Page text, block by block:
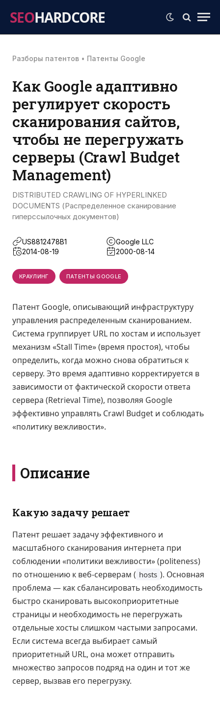
SEOHARDCORE
Разборы патентов • Патенты Google
Как Google адаптивно
регулирует скорость
сканирования сайтов,
чтобы не перегружать
серверы (Crawl Budget
Management)
DISTRIBUTED CRAWLING OF HYPERLINKED
DOCUMENTS (Распределенное сканирование
гиперссылочных документов)
US8812478B1
Google LLC
2014-08-19
2000-08-14
КРАУЛИНГ ПАТЕНТЫ GOOGLE
Патент Google, описывающий инфраструктуру
управления распределенным сканированием.
Система группирует URL по хостам и использует
механизм «Stall Time» (время простоя), чтобы
определить, когда можно снова обратиться к
серверу. Это время адаптивно корректируется в
зависимости от фактической скорости ответа
сервера (Retrieval Time), позволяя Google
эффективно управлять Crawl Budget и соблюдать
«политику вежливости».
Описание
Какую задачу решает
Патент решает задачу эффективного и
масштабного сканирования интернета при
соблюдении «политики вежливости» (politeness)
по отношению к веб-серверам ( hosts ). Основная
проблема — как сбалансировать необходимость
быстро сканировать высокоприоритетные
страницы и необходимость не перегружать
отдельные хосты слишком частыми запросами.
Если система всегда выбирает самый
приоритетный URL, она может отправить
множество запросов подряд на один и тот же
сервер, вызвав его перегрузку.